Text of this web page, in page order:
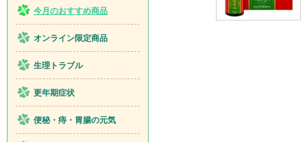
今月のおすすめ商品
オンライン限定商品
生理トラブル
更年期症状
便秘・痔・胃腸の元気